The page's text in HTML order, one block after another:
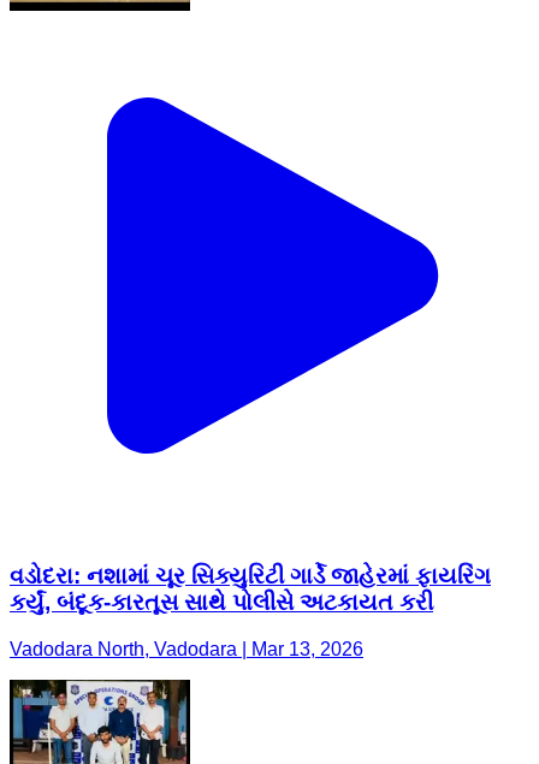
વડોદરા: નશામાં ચૂર સિક્યુરિટી ગાર્ડે જાહેરમાં ફાયરિંગ
કર્યું, બંદૂક-કારતૂસ સાથે પોલીસે અટકાયત કરી
Vadodara North, Vadodara | Mar 13, 2026